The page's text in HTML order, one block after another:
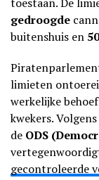
gedroogde
buitenshuis en
limieten
werkelijke
kwekers.
de ODS
gecontroleerde